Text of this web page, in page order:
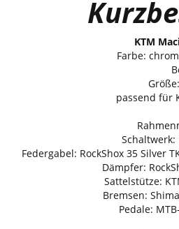
KTM
Farbe:
passend für
Schaltwerk:
Federgabel: RockShox 35 Silver
Dämpfer:
Sattelstütze:
Bremsen:
Pedale: